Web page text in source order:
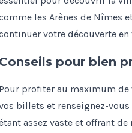
les Arènes de Nîmes
votre découverte
Conseils pour bien
Pour profiter au maximum de
billets et renseignez-
assez vaste et offrant